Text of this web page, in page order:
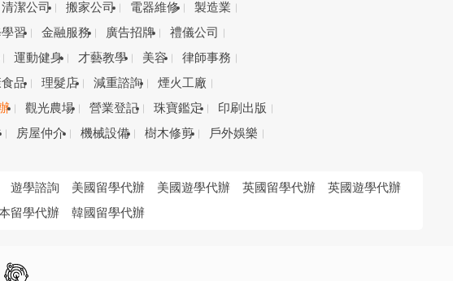
清潔公司 搬家公司 電器維修
製造業
習 金融服務 廣告招牌
禮儀公司
運動健身 才藝教學 美容
律師事務
品 理髮店 減重諮詢
煙火工廠
觀光農場 營業登記 珠寶鑑定
印刷出版
房屋仲介 機械設備 樹木修剪
戶外娛樂
遊學諮詢 美國留學代辦 美國遊學代辦 英國留學代辦
英國遊學代辦
留學代辦 韓國留學代辦